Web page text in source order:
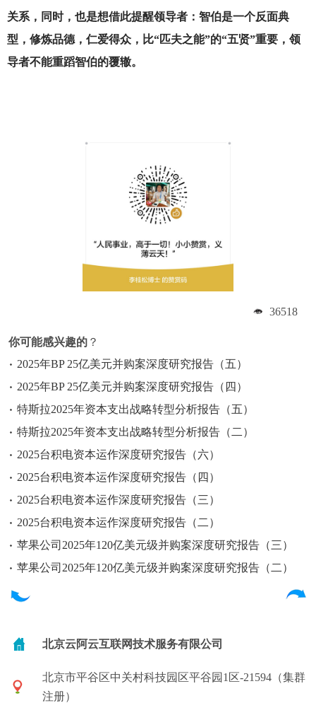
关系，同时，也是想借此提醒领导者：智伯是一个反面典
型，修炼品德，仁爱得众，比“匹夫之能”的“五贤”重要，领
导者不能重蹈智伯的覆辙。
36518
你可能感兴趣的 ？
2025年BP 25亿美元并购案深度研究报告（五）
2025年BP 25亿美元并购案深度研究报告（四）
特斯拉2025年资本支出战略转型分析报告（五）
特斯拉2025年资本支出战略转型分析报告（二）
2025台积电资本运作深度研究报告（六）
2025台积电资本运作深度研究报告（四）
2025台积电资本运作深度研究报告（三）
2025台积电资本运作深度研究报告（二）
苹果公司2025年120亿美元级并购案深度研究报告（三）
苹果公司2025年120亿美元级并购案深度研究报告（二）
北京云阿云互联网技术服务有限公司
北京市平谷区中关村科技园区平谷园1区-21594（集群
注册）